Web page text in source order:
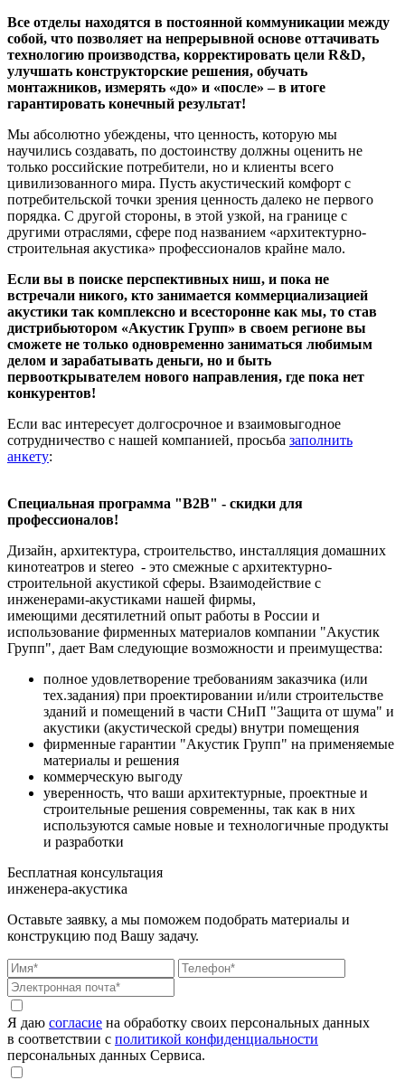
Все отделы находятся в постоянной коммуникации между
собой, что позволяет на непрерывной основе оттачивать
технологию производства, корректировать цели R&D,
улучшать конструкторские решения, обучать
монтажников, измерять «до» и «после» – в итоге
гарантировать конечный результат!
Мы абсолютно убеждены, что ценность, которую мы
научились создавать, по достоинству должны оценить не
только российские потребители, но и клиенты всего
цивилизованного мира. Пусть акустический комфорт с
потребительской точки зрения ценность далеко не первого
порядка. С другой стороны, в этой узкой, на границе с
другими отраслями, сфере под названием «архитектурно-
строительная акустика» профессионалов крайне мало.
Если вы в поиске перспективных ниш, и пока не
встречали никого, кто занимается коммерциализацией
акустики так комплексно и всесторонне как мы, то став
дистрибьютором «Акустик Групп» в своем регионе вы
сможете не только одновременно заниматься любимым
делом и зарабатывать деньги, но и быть
первооткрывателем нового направления, где пока нет
конкурентов!
Если вас интересует долгосрочное и взаимовыгодное
сотрудничество с нашей компанией, просьба заполнить
анкету:
Специальная программа "В2В" - скидки для
профессионалов!
Дизайн, архитектура, строительство, инсталляция домашних
кинотеатров и stereo - это смежные с архитектурно-
строительной акустикой сферы. Взаимодействие с
инженерами-акустиками нашей фирмы,
имеющими десятилетний опыт работы в России и
использование фирменных материалов компании "Акустик
Групп", дает Вам следующие возможности и преимущества:
полное удовлетворение требованиям заказчика (или
тех.задания) при проектировании и/или строительстве
зданий и помещений в части СНиП "Защита от шума" и
акустики (акустической среды) внутри помещения
фирменные гарантии "Акустик Групп" на применяемые
материалы и решения
коммерческую выгоду
уверенность, что ваши архитектурные, проектные и
строительные решения современны, так как в них
используются самые новые и технологичные продукты
и разработки
Бесплатная консультация
инженера-акустика
Оставьте заявку, а мы поможем подобрать материалы и
конструкцию под Вашу задачу.
Я даю согласие на обработку своих персональных данных
в соответствии с политикой конфиденциальности
персональных данных Сервиса.